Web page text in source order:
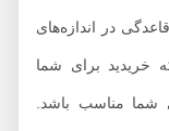
در اندازه‌های
برای شما
مناسب باشد.